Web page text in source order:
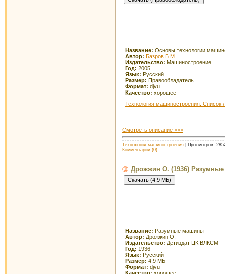
Название: Основы технологии
Автор: Базров Б.М.
Издательство: Машиностроение
Год: 2005
Язык: Русский
Размер: Правообладатель
Формат: djvu
Качество: хорошее
Технология машиностроения: Список
Смотреть описание >>>
Технология машиностроения | Просмотров:
Комментарии (0)
Дрожжин О. (1936)
Название: Разумные машины
Автор: Дрожжин О.
Издательство: Детиздат ЦК ВЛКСМ
Год: 1936
Язык: Русский
Размер: 4,9 МБ
Формат: djvu